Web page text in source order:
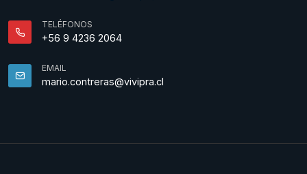
TELÉFONOS
+56 9 4236 2064
EMAIL
mario.contreras@vivipra.cl